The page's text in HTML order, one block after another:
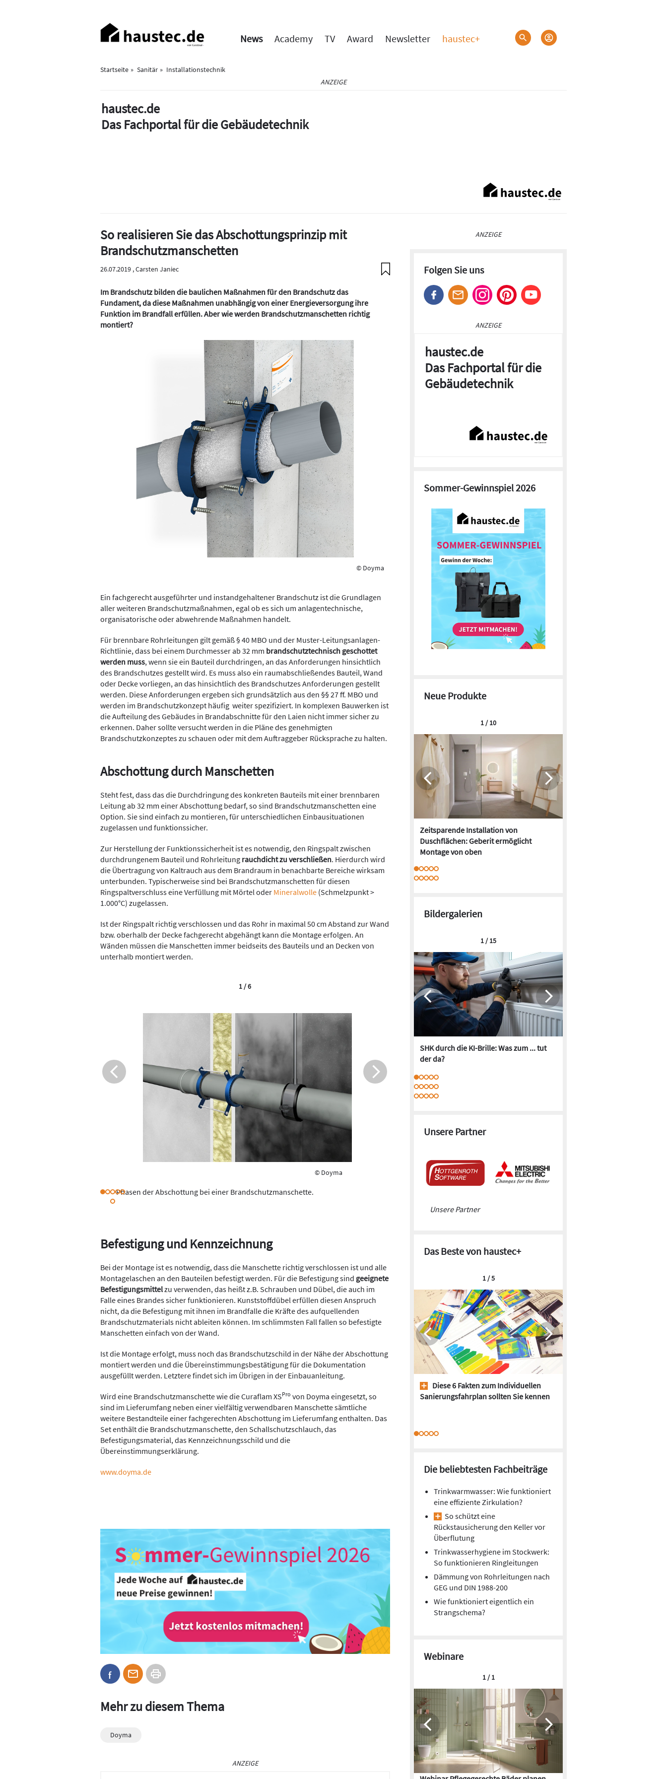
Haupt-
Navigation
News Academy TV Award Newsletter haustec+
Startseite Sanitär
Installationstechnik
ANZEIGE
haustec.de
Das Fachportal für die Gebäudetechnik
So realisieren Sie das Abschottungsprinzip mit
Brandschutzmanschetten
26.07.2019 ,Carsten Janiec
Im Brandschutz bilden die baulichen Maßnahmen für den Brandschutz das
Fundament, da diese Maßnahmen unabhängig von einer Energieversorgung ihre
Funktion im Brandfall erfüllen. Aber wie werden Brandschutzmanschetten richtig
montiert?
© Doyma
Ein fachgerecht ausgeführter und instandgehaltener Brandschutz ist die Grundlagen
aller weiteren Brandschutzmaßnahmen, egal ob es sich um anlagentechnische,
organisatorische oder abwehrende Maßnahmen handelt.
Für brennbare Rohrleitungen gilt gemäß § 40 MBO und der Muster-Leitungsanlagen-
Richtlinie, dass bei einem Durchmesser ab 32 mm brandschutztechnisch geschottet
werden muss, wenn sie ein Bauteil durchdringen, an das Anforderungen hinsichtlich
des Brandschutzes gestellt wird. Es muss also ein raumabschließendes Bauteil, Wand
oder Decke vorliegen, an das hinsichtlich des Brandschutzes Anforderungen gestellt
werden. Diese Anforderungen ergeben sich grundsätzlich aus den §§ 27 ff. MBO und
werden im Brandschutzkonzept häufig weiter spezifiziert. In komplexen Bauwerken ist
die Aufteilung des Gebäudes in Brandabschnitte für den Laien nicht immer sicher zu
erkennen. Daher sollte versucht werden in die Pläne des genehmigten
Brandschutzkonzeptes zu schauen oder mit dem Auftraggeber Rücksprache zu halten.
Abschottung durch Manschetten
Steht fest, dass das die Durchdringung des konkreten Bauteils mit einer brennbaren
Leitung ab 32 mm einer Abschottung bedarf, so sind Brandschutzmanschetten eine
Option. Sie sind einfach zu montieren, für unterschiedlichen Einbausituationen
zugelassen und funktionssicher.
Zur Herstellung der Funktionssicherheit ist es notwendig, den Ringspalt zwischen
durchdrungenem Bauteil und Rohrleitung rauchdicht zu verschließen. Hierdurch wird
die Übertragung von Kaltrauch aus dem Brandraum in benachbarte Bereiche wirksam
unterbunden. Typischerweise sind bei Brandschutzmanschetten für diesen
Ringspaltverschluss eine Verfüllung mit Mörtel oder Mineralwolle (Schmelzpunkt >
1.000°C) zugelassen.
Ist der Ringspalt richtig verschlossen und das Rohr in maximal 50 cm Abstand zur Wand
bzw. oberhalb der Decke fachgerecht abgehängt kann die Montage erfolgen. An
Wänden müssen die Manschetten immer beidseits des Bauteils und an Decken von
unterhalb montiert werden.
© Doyma
Phasen der Abschottung bei einer Brandschutzmanschette.
1 / 6
Befestigung und Kennzeichnung
Bei der Montage ist es notwendig, dass die Manschette richtig verschlossen ist und alle
Montagelaschen an den Bauteilen befestigt werden. Für die Befestigung sind geeignete
Befestigungsmittelzu verwenden, das heißt z.B. Schrauben und Dübel, die auch im
Falle eines Brandes sicher funktionieren. Kunststoffdübel erfüllen diesen Anspruch
nicht, da die Befestigung mit ihnen im Brandfalle die Kräfte des aufquellenden
Brandschutzmaterials nicht ableiten können. Im schlimmsten Fall fallen so befestigte
Manschetten einfach von der Wand.
Ist die Montage erfolgt, muss noch das Brandschutzschild in der Nähe der Abschottung
montiert werden und die Übereinstimmungsbestätigung für die Dokumentation
ausgefüllt werden. Letztere findet sich im Übrigen in der Einbauanleitung.
Wird eine Brandschutzmanschette wie die Curaflam XSPro von Doyma eingesetzt, so
sind im Lieferumfang neben einer vielfältig verwendbaren Manschette sämtliche
weitere Bestandteile einer fachgerechten Abschottung im Lieferumfang enthalten. Das
Set enthält die Brandschutzmanschette, den Schallschutzschlauch, das
Befestigungsmaterial, das Kennzeichnungsschild und die
Übereinstimmungserklärung.
www.doyma.de
Mehr zu diesem Thema
Doyma
ANZEIGE
ANZEIGE
Folgen Sie uns
ANZEIGE
haustec.de
Das Fachportal für die
Gebäudetechnik
Sommer-Gewinnspiel 2026
Neue Produkte
Zeitsparende Installation von
Duschflächen: Geberit ermöglicht
Montage von oben
1 / 10
Bildergalerien
SHK durch die KI-Brille: Was zum ... tut
der da?
1 / 15
Unsere Partner
Unsere Partner
Das Beste von haustec+
Diese 6 Fakten zum Individuellen
Sanierungsfahrplan sollten Sie kennen
1 / 5
Die beliebtesten Fachbeiträge
Trinkwarmwasser: Wie funktioniert
eine effiziente Zirkulation?
So schützt eine
Rückstausicherung den Keller vor
Überflutung
Trinkwasserhygiene im Stockwerk:
So funktionieren Ringleitungen
Dämmung von Rohrleitungen nach
GEG und DIN 1988-200
Wie funktioniert eigentlich ein
Strangschema?
Webinare
1 / 1